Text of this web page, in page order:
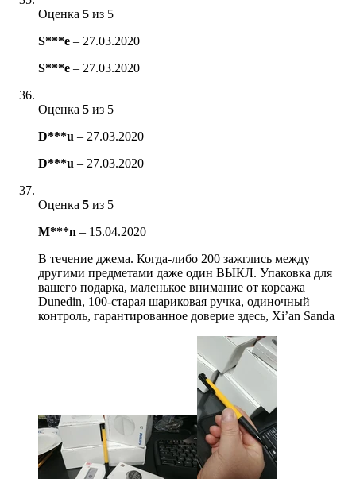
Оценка 5 из 5
S***e – 27.03.2020
S***e – 27.03.2020
Оценка 5 из 5
D***u – 27.03.2020
D***u – 27.03.2020
Оценка 5 из 5
M***n – 15.04.2020
В течение джема. Когда-либо 200 зажглись между
другими предметами даже один ВЫКЛ. Упаковка для
вашего подарка, маленькое внимание от корсажа
Dunedin, 100-старая шариковая ручка, одиночный
контроль, гарантированное доверие здесь, Xi’an Sanda